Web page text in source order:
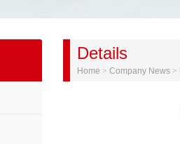
Details
Home > Company News >